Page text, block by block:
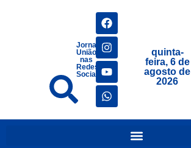
Jornais
União
nas
Redes
Sociais
quinta-
feira, 6 de
agosto de
2026